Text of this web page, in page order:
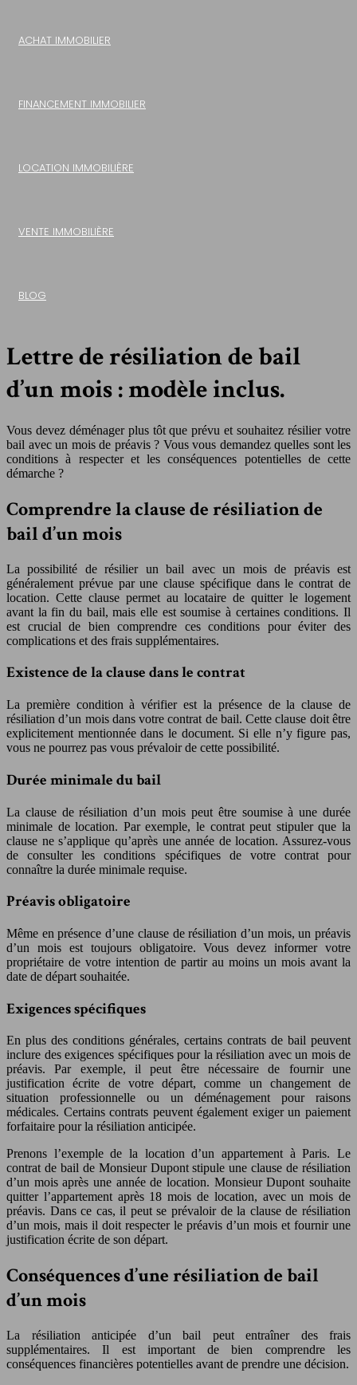
ACHAT IMMOBILIER
FINANCEMENT IMMOBILIER
LOCATION IMMOBILIÈRE
VENTE IMMOBILIÈRE
BLOG
Lettre de résiliation de bail
d’un mois : modèle inclus.
Vous devez déménager plus tôt que prévu et souhaitez résilier votre
bail avec un mois de préavis ? Vous vous demandez quelles sont les
conditions à respecter et les conséquences potentielles de cette
démarche ?
Comprendre la clause de résiliation de
bail d’un mois
La possibilité de résilier un bail avec un mois de préavis est
généralement prévue par une clause spécifique dans le contrat de
location. Cette clause permet au locataire de quitter le logement
avant la fin du bail, mais elle est soumise à certaines conditions. Il
est crucial de bien comprendre ces conditions pour éviter des
complications et des frais supplémentaires.
Existence de la clause dans le contrat
La première condition à vérifier est la présence de la clause de
résiliation d’un mois dans votre contrat de bail. Cette clause doit être
explicitement mentionnée dans le document. Si elle n’y figure pas,
vous ne pourrez pas vous prévaloir de cette possibilité.
Durée minimale du bail
La clause de résiliation d’un mois peut être soumise à une durée
minimale de location. Par exemple, le contrat peut stipuler que la
clause ne s’applique qu’après une année de location. Assurez-vous
de consulter les conditions spécifiques de votre contrat pour
connaître la durée minimale requise.
Préavis obligatoire
Même en présence d’une clause de résiliation d’un mois, un préavis
d’un mois est toujours obligatoire. Vous devez informer votre
propriétaire de votre intention de partir au moins un mois avant la
date de départ souhaitée.
Exigences spécifiques
En plus des conditions générales, certains contrats de bail peuvent
inclure des exigences spécifiques pour la résiliation avec un mois de
préavis. Par exemple, il peut être nécessaire de fournir une
justification écrite de votre départ, comme un changement de
situation professionnelle ou un déménagement pour raisons
médicales. Certains contrats peuvent également exiger un paiement
forfaitaire pour la résiliation anticipée.
Prenons l’exemple de la location d’un appartement à Paris. Le
contrat de bail de Monsieur Dupont stipule une clause de résiliation
d’un mois après une année de location. Monsieur Dupont souhaite
quitter l’appartement après 18 mois de location, avec un mois de
préavis. Dans ce cas, il peut se prévaloir de la clause de résiliation
d’un mois, mais il doit respecter le préavis d’un mois et fournir une
justification écrite de son départ.
Conséquences d’une résiliation de bail
d’un mois
La résiliation anticipée d’un bail peut entraîner des frais
supplémentaires. Il est important de bien comprendre les
conséquences financières potentielles avant de prendre une décision.